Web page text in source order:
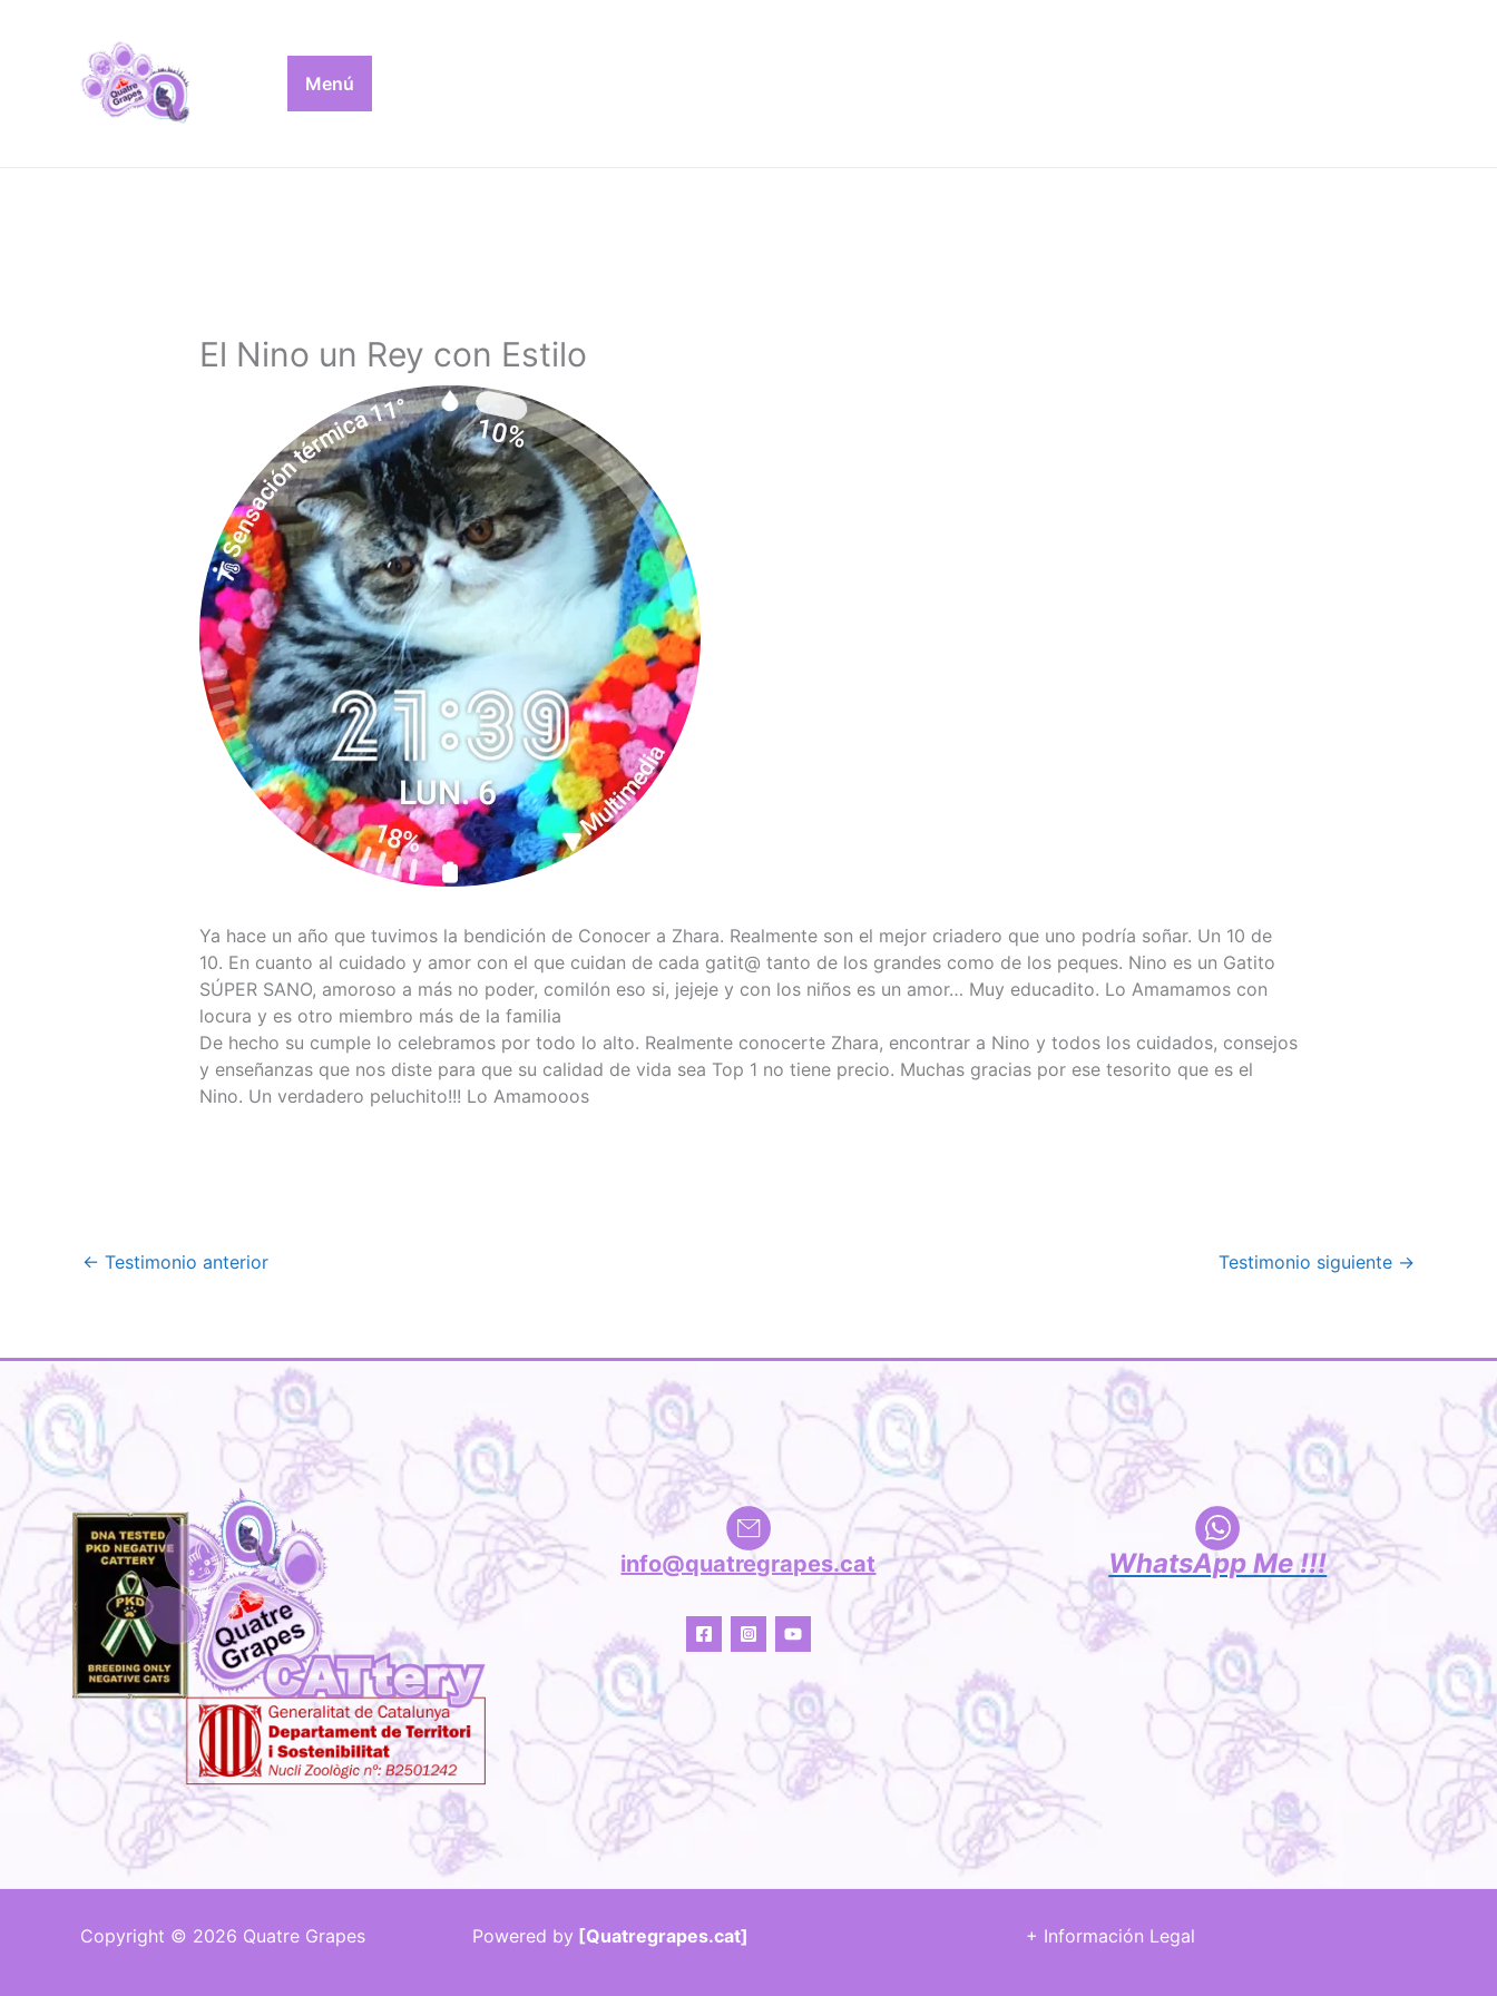
Menú
El Nino un Rey con Estilo
Ya hace un año que tuvimos la bendición de Conocer a Zhara. Realmente son el mejor criadero que uno podría soñar. Un 10 de
10. En cuanto al cuidado y amor con el que cuidan de cada gatit@ tanto de los grandes como de los peques. Nino es un Gatito
SÚPER SANO, amoroso a más no poder, comilón eso si, jejeje y con los niños es un amor… Muy educadito. Lo Amamamos con
locura y es otro miembro más de la familia
De hecho su cumple lo celebramos por todo lo alto. Realmente conocerte Zhara, encontrar a Nino y todos los cuidados, consejos
y enseñanzas que nos diste para que su calidad de vida sea Top 1 no tiene precio. Muchas gracias por ese tesorito que es el
Nino. Un verdadero peluchito!!! Lo Amamooos
← Testimonio anterior Testimonio siguiente →
info@quatregrapes.cat WhatsApp Me !!!
Copyright © 2026 Quatre Grapes Powered by [Quatregrapes.cat] + Información Legal